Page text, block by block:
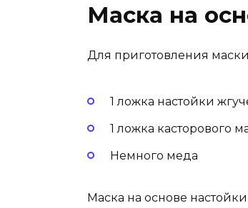
Маска на
Для приготовления
1 ложка настойки
1 ложка касторового
Немного меда
Маска на основе